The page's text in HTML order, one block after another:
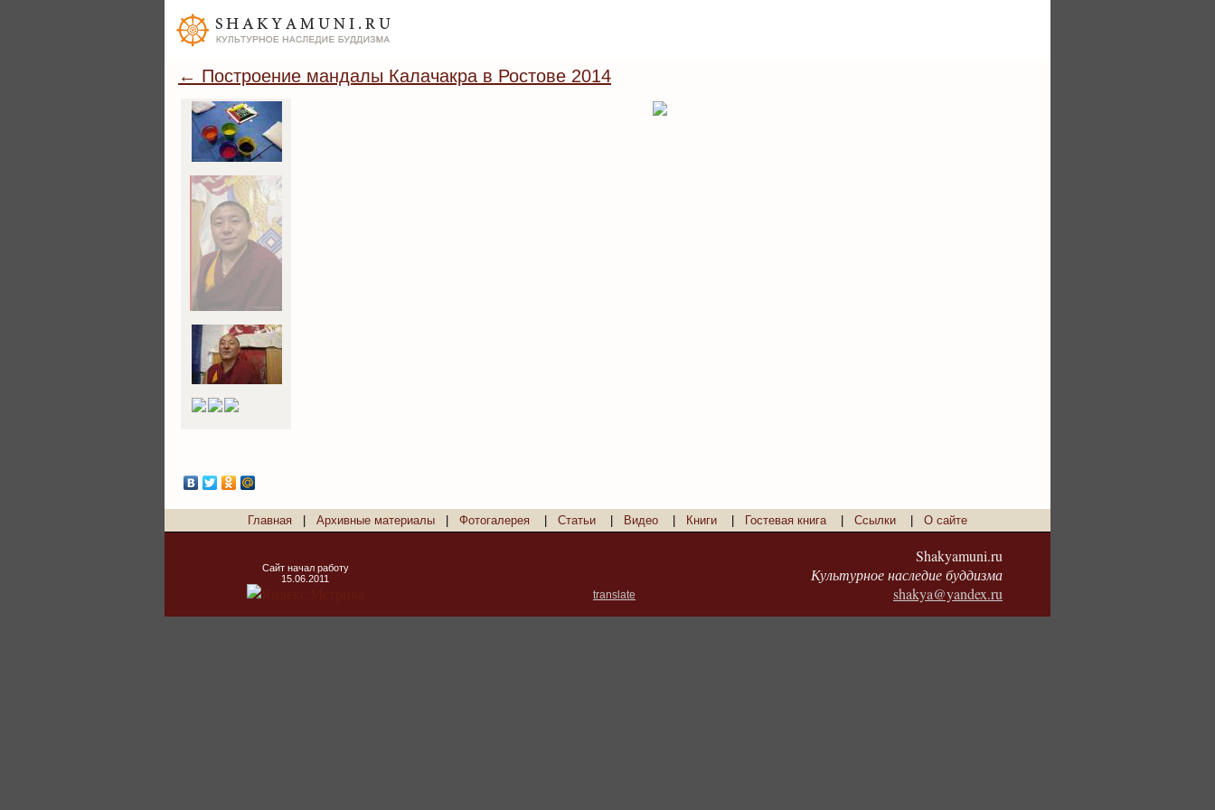
← Построение мандалы Калачакра в Ростове 2014
Главная Архивные материалы Фотогалерея Статьи Видео Книги Гостевая книга| Ссылки О сайте
Сайт начал работу
15.06.2011
translate
Shakyamuni.ru
Культурное наследие буддизма
shakya@yandex.ru